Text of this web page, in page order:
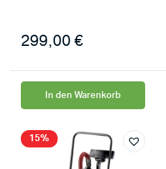
299,00 €
In den Warenkorb
15%